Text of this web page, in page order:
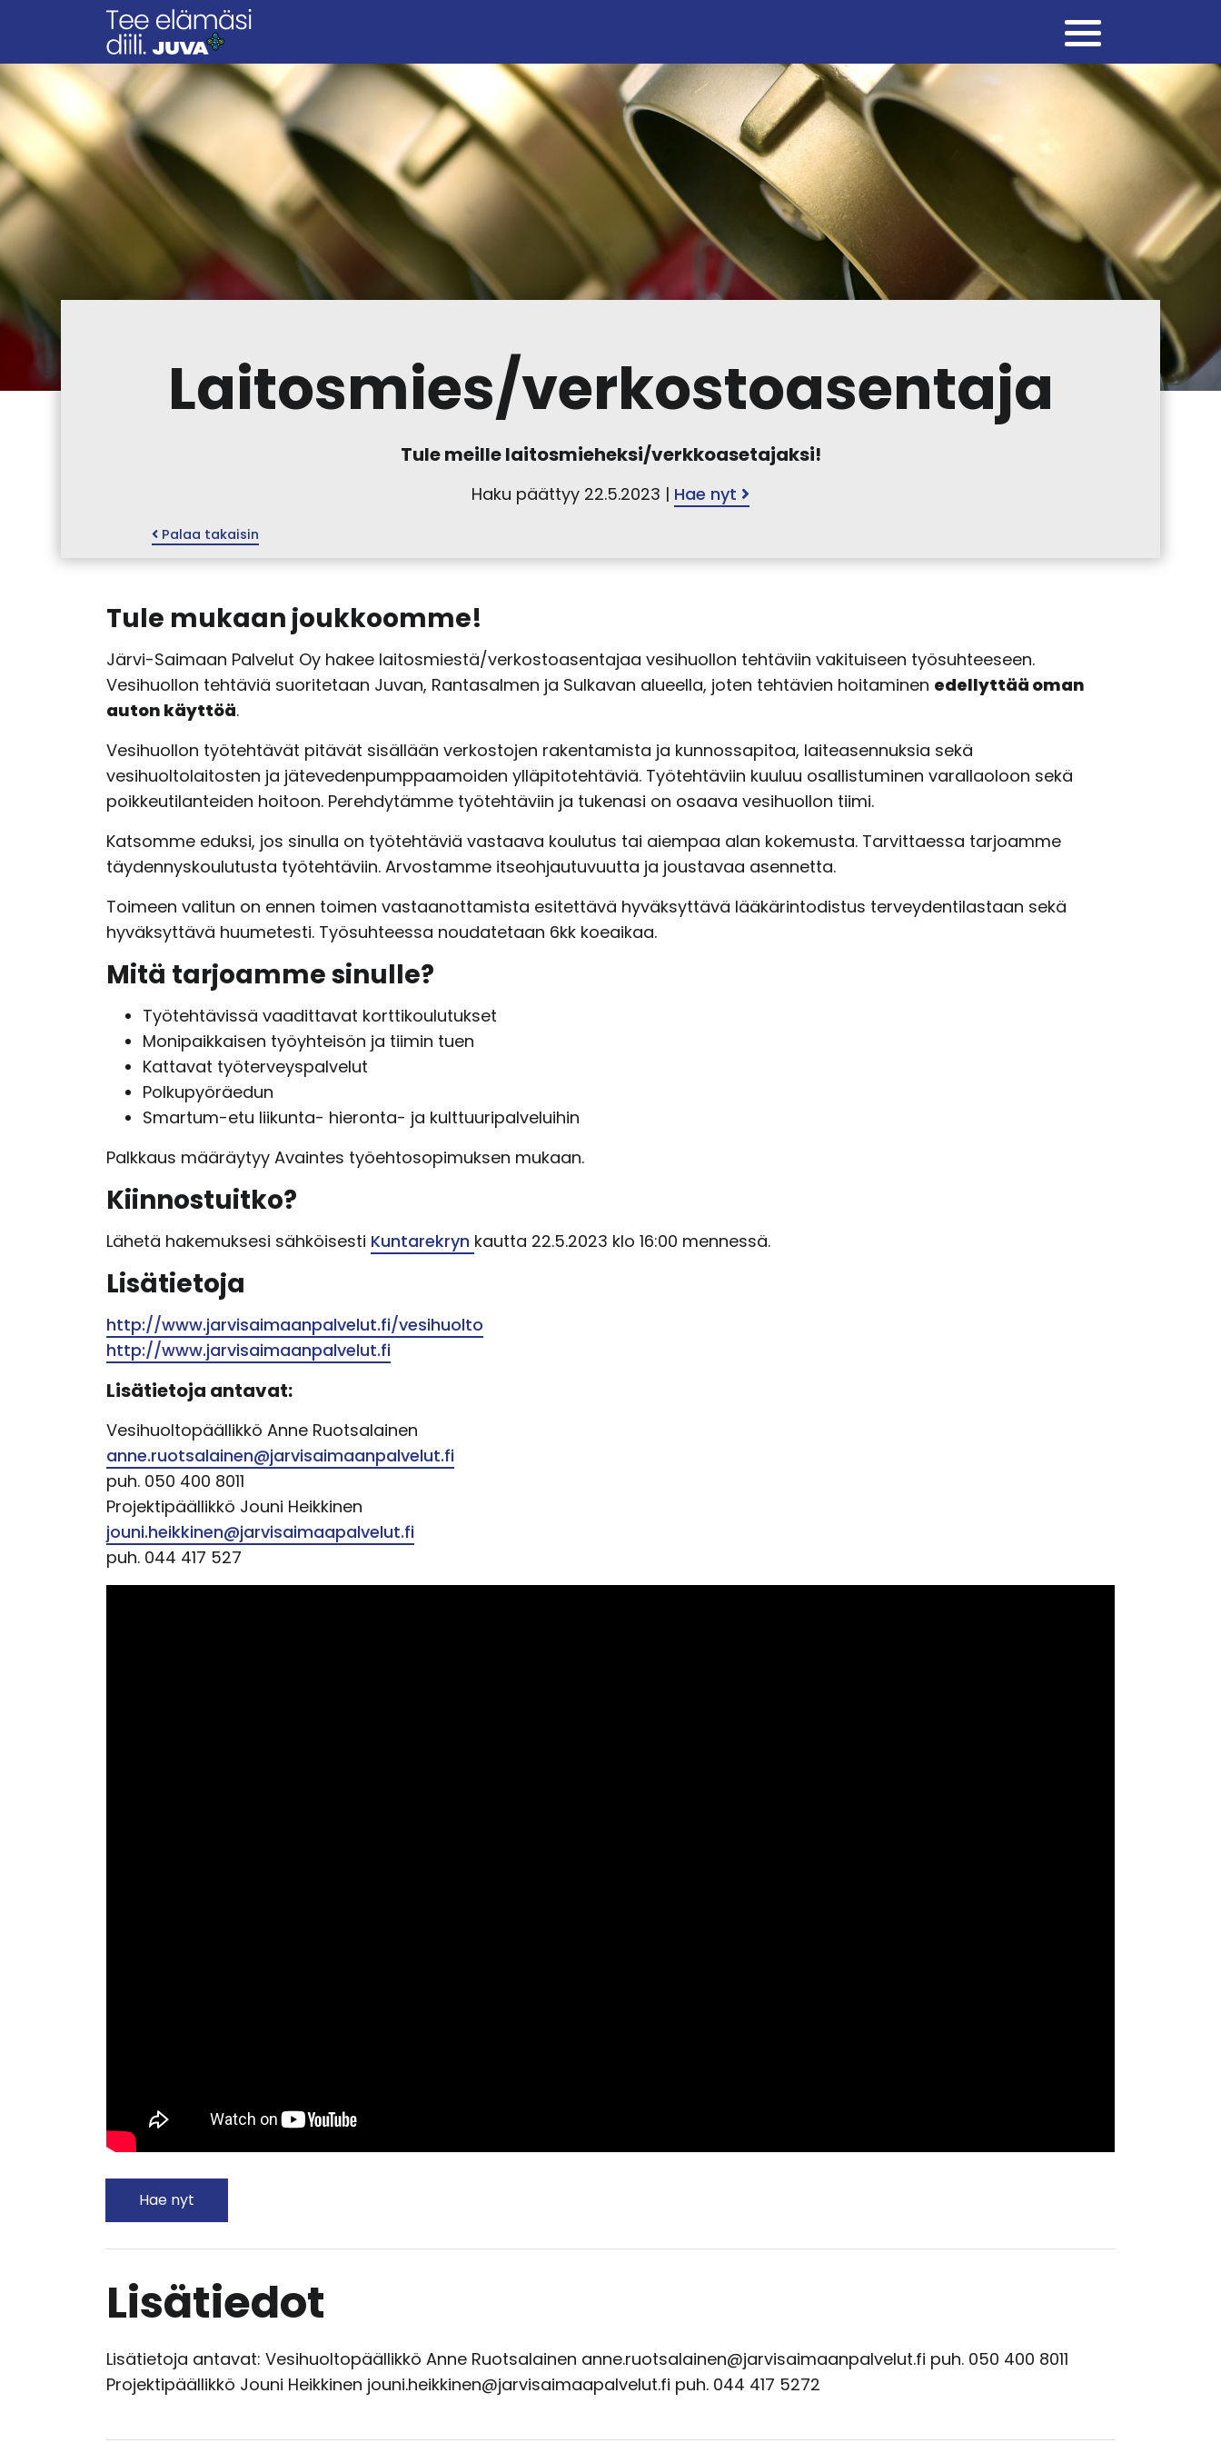
Laitosmies/verkostoasentaja
Tule meille laitosmieheksi/verkkoasetajaksi!
Haku päättyy 22.5.2023 | Hae nyt
Palaa takaisin
Tule mukaan joukkoomme!
Järvi-Saimaan Palvelut Oy hakee laitosmiestä/verkostoasentajaa vesihuollon tehtäviin vakituiseen työsuhteeseen.
Vesihuollon tehtäviä suoritetaan Juvan, Rantasalmen ja Sulkavan alueella, joten tehtävien hoitaminen edellyttää oman
auton käyttöä.
Vesihuollon työtehtävät pitävät sisällään verkostojen rakentamista ja kunnossapitoa, laiteasennuksia sekä
vesihuoltolaitosten ja jätevedenpumppaamoiden ylläpitotehtäviä. Työtehtäviin kuuluu osallistuminen varallaoloon sekä
poikkeutilanteiden hoitoon. Perehdytämme työtehtäviin ja tukenasi on osaava vesihuollon tiimi.
Katsomme eduksi, jos sinulla on työtehtäviä vastaava koulutus tai aiempaa alan kokemusta. Tarvittaessa tarjoamme
täydennyskoulutusta työtehtäviin. Arvostamme itseohjautuvuutta ja joustavaa asennetta.
Toimeen valitun on ennen toimen vastaanottamista esitettävä hyväksyttävä lääkärintodistus terveydentilastaan sekä
hyväksyttävä huumetesti. Työsuhteessa noudatetaan 6kk koeaikaa.
Mitä tarjoamme sinulle?
Työtehtävissä vaadittavat korttikoulutukset
Monipaikkaisen työyhteisön ja tiimin tuen
Kattavat työterveyspalvelut
Polkupyöräedun
Smartum-etu liikunta- hieronta- ja kulttuuripalveluihin
Palkkaus määräytyy Avaintes työehtosopimuksen mukaan.
Kiinnostuitko?
Lähetä hakemuksesi sähköisesti Kuntarekryn kautta 22.5.2023 klo 16:00 mennessä.
Lisätietoja
http://www.jarvisaimaanpalvelut.fi/vesihuolto
http://www.jarvisaimaanpalvelut.fi
Lisätietoja antavat:
Vesihuoltopäällikkö Anne Ruotsalainen
anne.ruotsalainen@jarvisaimaanpalvelut.fi
puh. 050 400 8011
Projektipäällikkö Jouni Heikkinen
jouni.heikkinen@jarvisaimaapalvelut.fi
puh. 044 417 527
Hae nyt
Lisätiedot
Lisätietoja antavat: Vesihuoltopäällikkö Anne Ruotsalainen anne.ruotsalainen@jarvisaimaanpalvelut.fi puh. 050 400 8011
Projektipäällikkö Jouni Heikkinen jouni.heikkinen@jarvisaimaapalvelut.fi puh. 044 417 5272